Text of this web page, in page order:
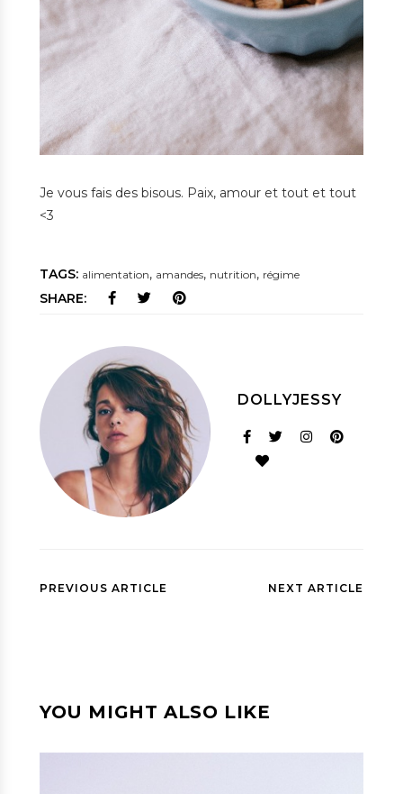
Je vous fais des bisous. Paix, amour et tout et tout
<3
TAGS: alimentation, amandes, nutrition, régime
SHARE:
DOLLYJESSY
PREVIOUS ARTICLE NEXT ARTICLE
YOU MIGHT ALSO LIKE